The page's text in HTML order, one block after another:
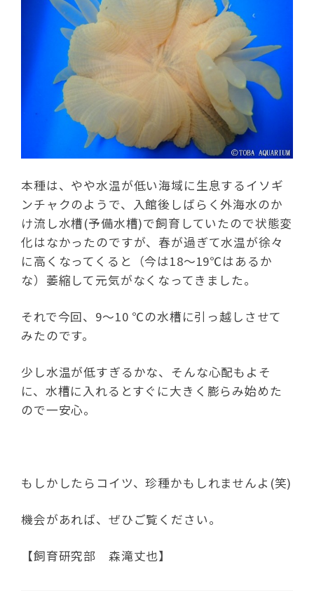
本種は、やや水温が低い海域に生息するイソギ
ンチャクのようで、入館後しばらく外海水のか
け流し水槽(予備水槽)で飼育していたので状態変
化はなかったのですが、春が過ぎて水温が徐々
に高くなってくると（今は18～19℃はあるか
な）萎縮して元気がなくなってきました。
それで今回、9～10 ℃の水槽に引っ越しさせて
みたのです。
少し水温が低すぎるかな、そんな心配もよそ
に、水槽に入れるとすぐに大きく膨らみ始めた
ので一安心。
もしかしたらコイツ、珍種かもしれませんよ(笑)
機会があれば、ぜひご覧ください。
【飼育研究部 森滝丈也】